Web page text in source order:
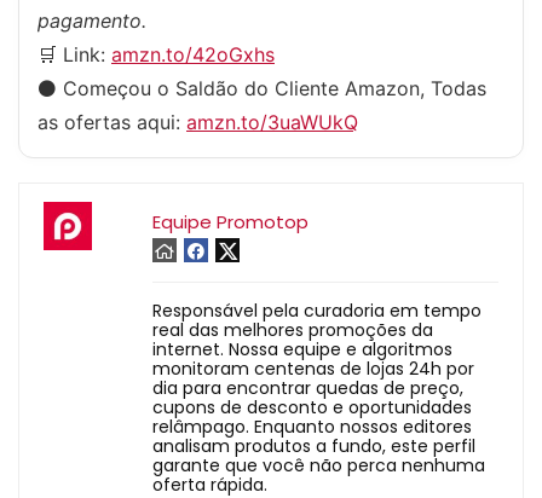
pagamento.
🛒 Link: amzn.to/42oGxhs
⚫️ Começou o Saldão do Cliente Amazon, Todas
as ofertas aqui: amzn.to/3uaWUkQ
Equipe Promotop
Responsável pela curadoria em tempo
real das melhores promoções da
internet. Nossa equipe e algoritmos
monitoram centenas de lojas 24h por
dia para encontrar quedas de preço,
cupons de desconto e oportunidades
relâmpago. Enquanto nossos editores
analisam produtos a fundo, este perfil
garante que você não perca nenhuma
oferta rápida.